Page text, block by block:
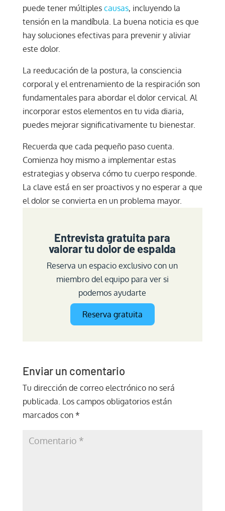
puede tener múltiples causas, incluyendo la
tensión en la mandíbula. La buena noticia es que
hay soluciones efectivas para prevenir y aliviar
este dolor.
La reeducación de la postura, la consciencia
corporal y el entrenamiento de la respiración son
fundamentales para abordar el dolor cervical. Al
incorporar estos elementos en tu vida diaria,
puedes mejorar significativamente tu bienestar.
Recuerda que cada pequeño paso cuenta.
Comienza hoy mismo a implementar estas
estrategias y observa cómo tu cuerpo responde.
La clave está en ser proactivos y no esperar a que
el dolor se convierta en un problema mayor.
Entrevista gratuita para
valorar tu dolor de espalda
Reserva un espacio exclusivo con un
miembro del equipo para ver si
podemos ayudarte
Reserva gratuita
Enviar un comentario
Tu dirección de correo electrónico no será
publicada. Los campos obligatorios están
marcados con *